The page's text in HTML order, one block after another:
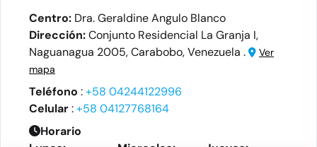
Centro: Dra. Geraldine Angulo Blanco
Dirección:Conjunto Residencial La Granja I,
Naguanagua 2005, Carabobo, Venezuela .
Ver
mapa
Teléfono :+58 04244122996
Celular:+58 04127768164
Horario